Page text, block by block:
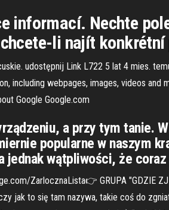
informací. Nechte
li najít
udostępnij Link L722 5 lat 4 mies.
including webpages, images, videos
Google Google.com
a przy tym tanie.
popularne w naszym
jednak wątpliwości, że
ZarlocznaLista👉 GRUPA "GDZIE
jak to się tam nazywa, takie coś do